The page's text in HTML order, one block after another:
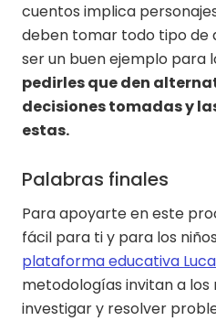
cuentos implica
deben tomar todo tipo de
ser un buen ejemplo para
pedirles que den
decisiones tomadas y
estas.
Palabras finales
Para apoyarte en este
fácil para ti y para los
plataforma educativa Luca
metodologías invitan a los
investigar y resolver